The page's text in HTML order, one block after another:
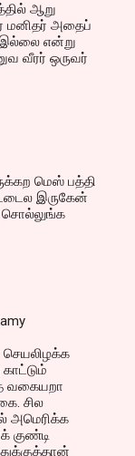
ஆறு
மனிதர் அதைப்
இல்லை என்று
வீரர் ஒருவர்
மெஸ் பத்தி
இருகேன்
சொல்லுங்க
வகையறா
சில
அமெரிக்க
குண்டி